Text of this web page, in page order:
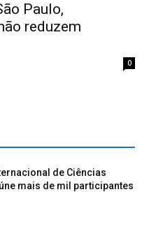
Paulo,
reduzem
0
de Ciências
mais de mil participantes